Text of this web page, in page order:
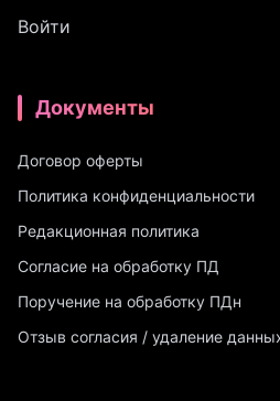
Войти
Документы
Договор оферты
Политика конфиденциальности
Редакционная политика
Согласие на обработку ПД
Поручение на обработку ПДн
Отзыв согласия / удаление